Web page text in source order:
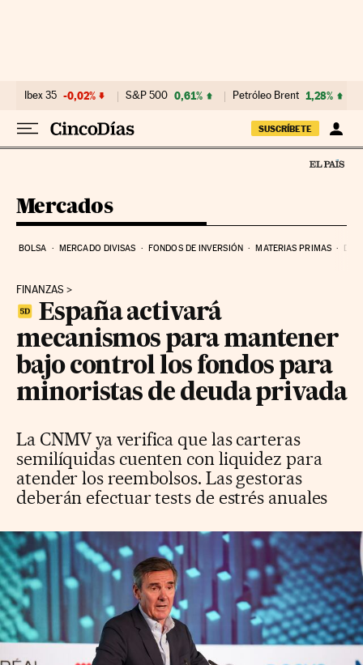
Ibex 35 -0,02% S&P 500 0,61% Petróleo Brent 1,28%
SUSCRÍBETE
Mercados
BOLSA MERCADO DIVISAS FONDOS DE INVERSIÓN MATERIAS PRIMAS
FINANZAS
España activará
mecanismos para mantener
bajo control los fondos para
minoristas de deuda privada
La CNMV ya verifica que las carteras
semilíquidas cuenten con liquidez para
atender los reembolsos. Las gestoras
deberán efectuar tests de estrés anuales